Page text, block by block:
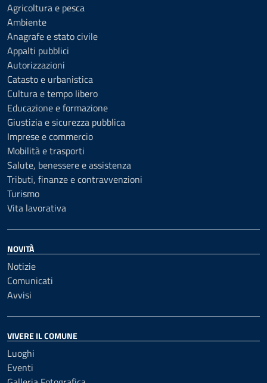
Agricoltura e pesca
Ambiente
Anagrafe e stato civile
Appalti pubblici
Autorizzazioni
Catasto e urbanistica
Cultura e tempo libero
Educazione e formazione
Giustizia e sicurezza pubblica
Imprese e commercio
Mobilità e trasporti
Salute, benessere e assistenza
Tributi, finanze e contravvenzioni
Turismo
Vita lavorativa
NOVITÀ
Notizie
Comunicati
Avvisi
VIVERE IL COMUNE
Luoghi
Eventi